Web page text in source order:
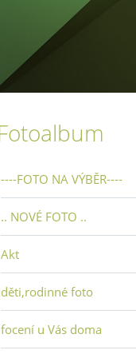
----FOTO NA VÝBĚR----
.. NOVÉ FOTO ..
Akt
děti,rodinné foto
focení u Vás doma